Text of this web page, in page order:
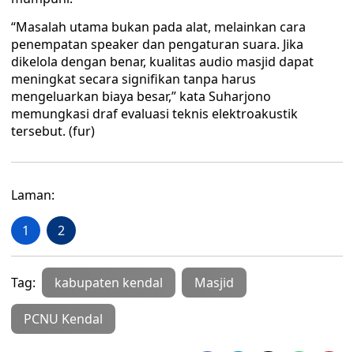
“Masalah utama bukan pada alat, melainkan cara
penempatan speaker dan pengaturan suara. Jika
dikelola dengan benar, kualitas audio masjid dapat
meningkat secara signifikan tanpa harus
mengeluarkan biaya besar,” kata Suharjono
memungkasi draf evaluasi teknis elektroakustik
tersebut. (fur)
Laman:
1 2
Tag: kabupaten kendal Masjid
PCNU Kendal